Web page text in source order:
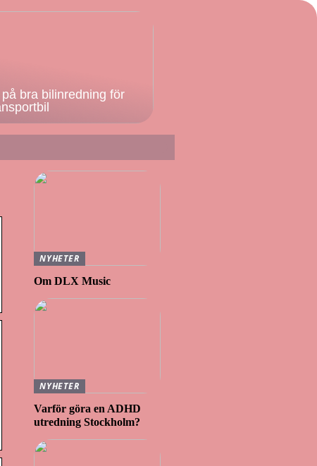
bra bilinredning för
NYHETER
Om DLX Music
NYHETER
Varför göra en ADHD
utredning Stockholm?